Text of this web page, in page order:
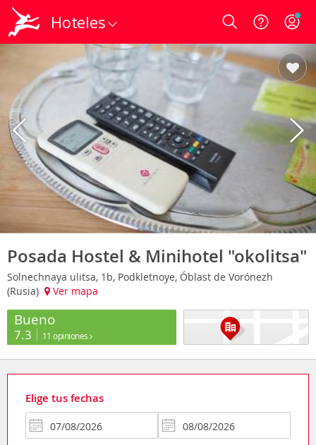
Hoteles Login
Posada Hostel & Minihotel "okolitsa"
Solnechnaya ulitsa, 1b, Podkletnoye, Óblast de Vorónezh
(Rusia)
Ver mapa
Bueno
7.3 11 opiniones
Elige tus fechas